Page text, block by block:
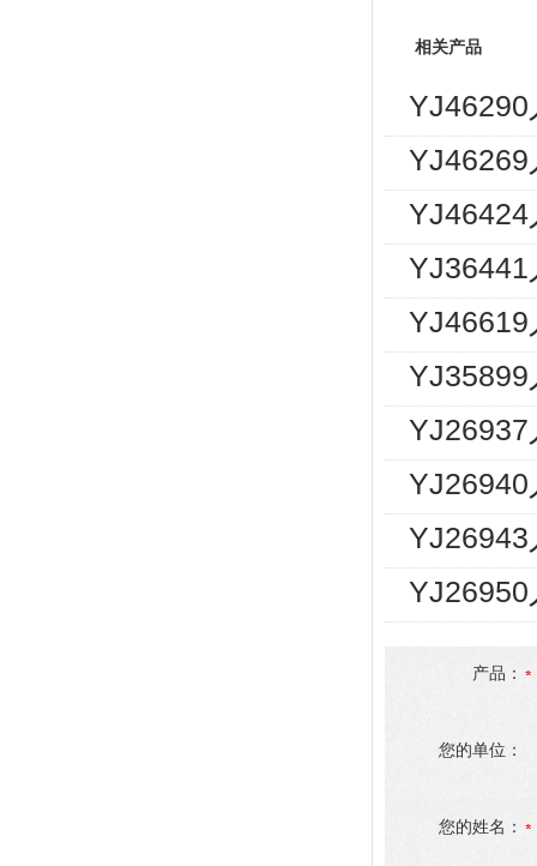
相关产品
YJ46290
YJ46269
YJ46424
YJ36441
YJ46619
YJ35899
YJ26937
YJ26940
YJ26943
YJ26950
产品：
您的单位：
您的姓名：